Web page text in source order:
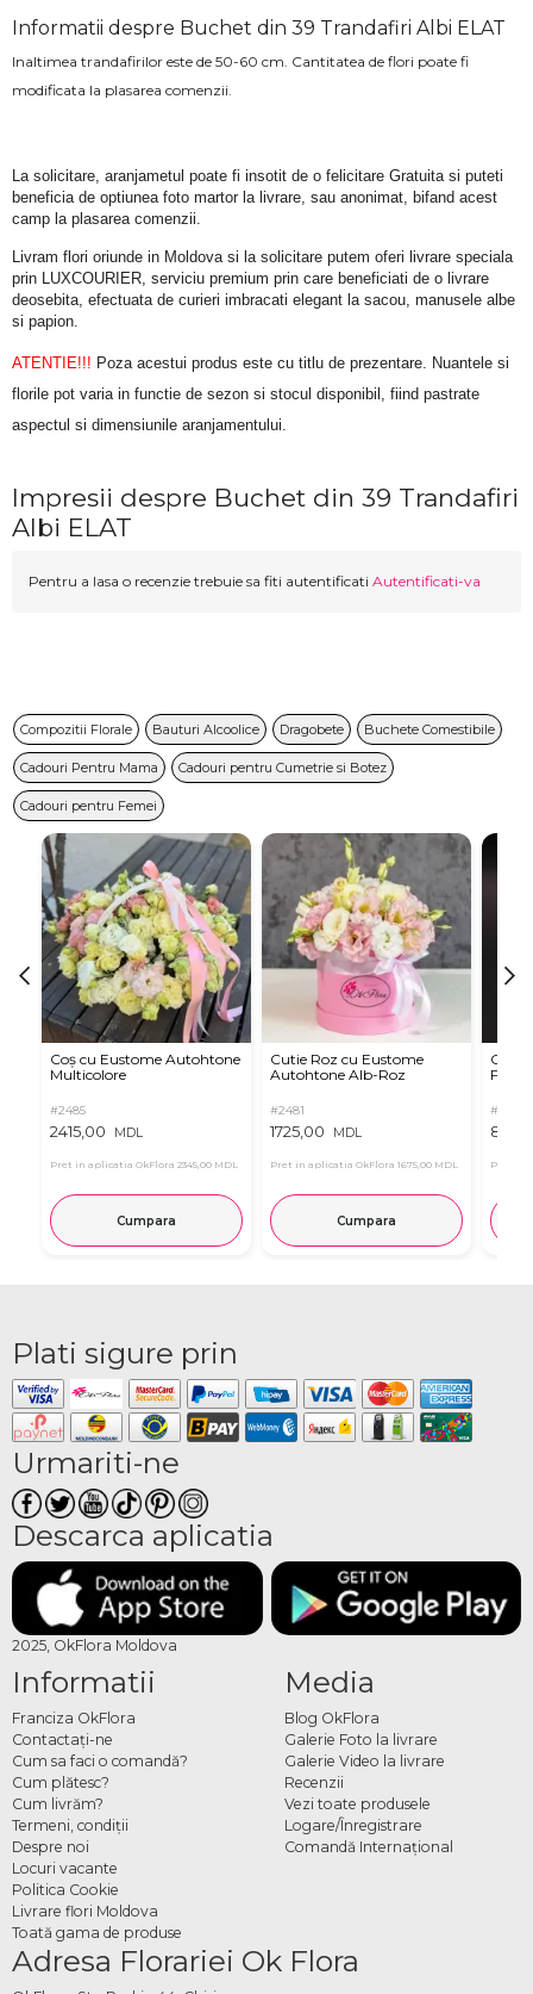
Informatii despre Buchet din 39 Trandafiri Albi ELAT
Inaltimea trandafirilor este de 50-60 cm. Cantitatea de flori poate fi
modificata la plasarea comenzii.
La solicitare, aranjametul poate fi insotit de o felicitare Gratuita si puteti
beneficia de optiunea foto martor la livrare, sau anonimat, bifand acest
camp la plasarea comenzii.
Livram flori oriunde in Moldova si la solicitare putem oferi livrare speciala
prin LUXCOURIER, serviciu premium prin care beneficiati de o livrare
deosebita, efectuata de curieri imbracati elegant la sacou, manusele albe
si papion.
ATENTIE!!! Poza acestui produs este cu titlu de prezentare. Nuantele si
florile pot varia in functie de sezon si stocul disponibil, fiind pastrate
aspectul si dimensiunile aranjamentului.
Impresii despre Buchet din 39 Trandafiri
Albi ELAT
Pentru a lasa o recenzie trebuie sa fiti autentificati Autentificati-va
Compozitii Florale Bauturi Alcoolice Dragobete Buchete Comestibile
Cadouri Pentru Mama Cadouri pentru Cumetrie si Botez
Cadouri pentru Femei
Coș cu Eustome Autohtone
Multicolore
#2485
2415,00 MDL
Pret in aplicatia OkFlora 2345,00 MDL
Cumpara
Cutie Roz cu Eustome
Autohtone Alb-Roz
#2481
1725,00 MDL
Pret in aplicatia OkFlora 1675,00 MDL
Cumpara
Cutie
#2854
Pret in
Plati sigure prin
Urmariti-ne
Descarca aplicatia
2025, OkFlora Moldova
Informatii
Franciza OkFlora
Contactaţi-ne
Cum sa faci o comandă?
Cum plătesc?
Cum livrăm?
Termeni, condiţii
Despre noi
Locuri vacante
Politica Cookie
Livrare flori Moldova
Toată gama de produse
Media
Blog OkFlora
Galerie Foto la livrare
Galerie Video la livrare
Recenzii
Vezi toate produsele
Logare/Înregistrare
Comandă Internațional
Adresa Florariei Ok Flora